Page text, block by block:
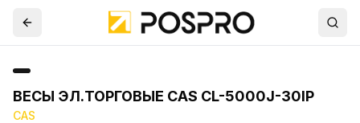
ВЕСЫ ЭЛ.ТОРГОВЫЕ CAS CL-5000J-30IP
CAS